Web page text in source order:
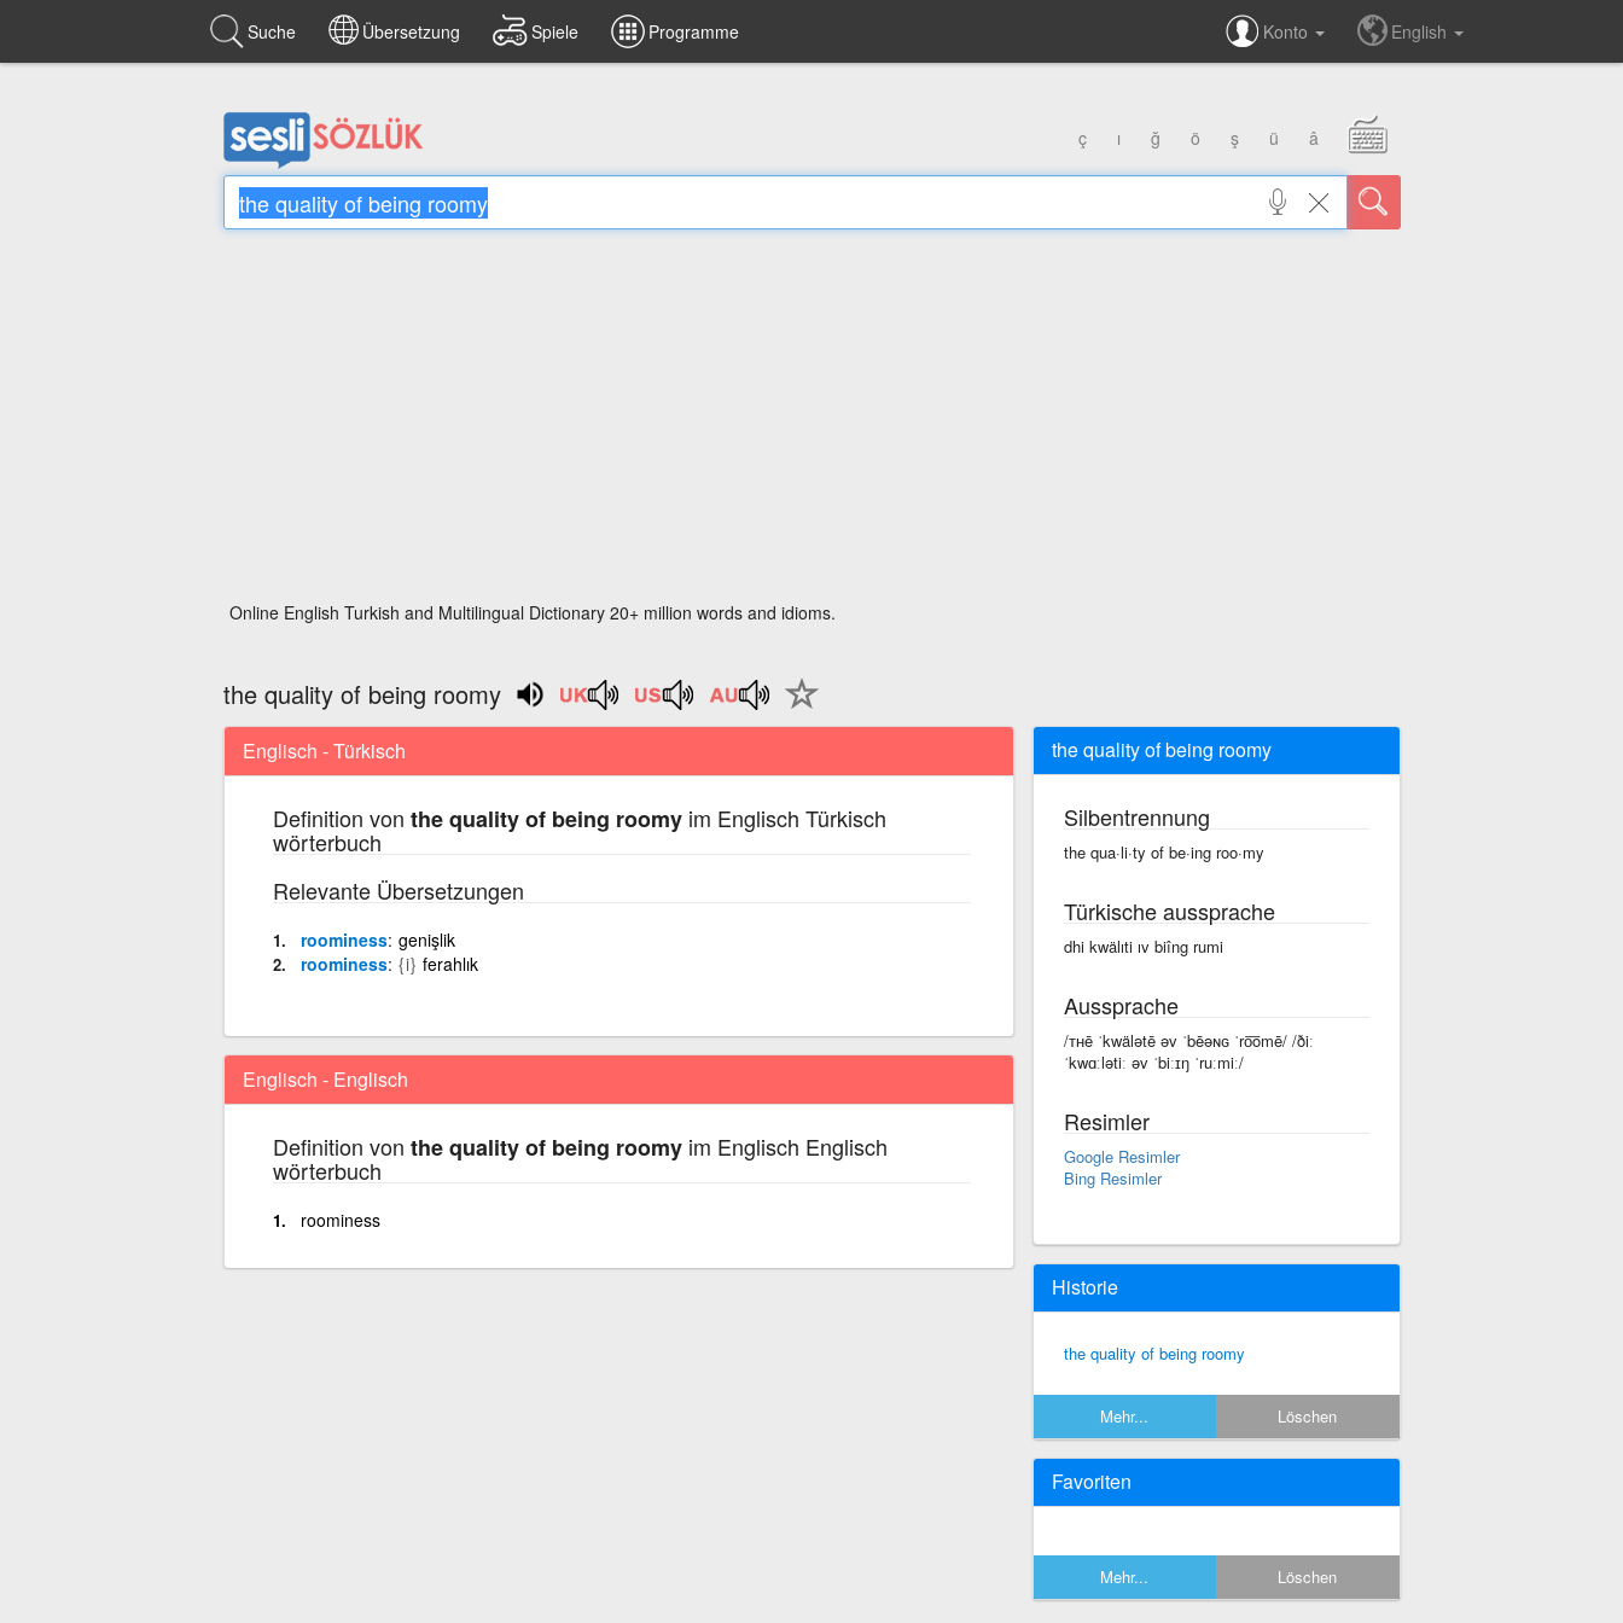
Suche Übersetzung Spiele Programme Konto English
ç ı ğ ö ş ü â
Online English Turkish and Multilingual Dictionary 20+ million words and idioms.
the quality of being roomy
Englisch - Türkisch
Definition von the quality of being roomyim Englisch Türkisch
wörterbuch
Relevante Übersetzungen
roominess genişlik
roominess {i} ferahlık
Englisch - Englisch
Definition von the quality of being roomyim Englisch Englisch
wörterbuch
roominess
the quality of being roomy
Silbentrennung
the qua·li·ty of be·ing roo·my
Türkische aussprache
dhi kwälıti ıv biîng rumi
Aussprache
/ᴛʜē ˈkwälətē əv ˈbēəɴɢ ˈro͞omē/ /ðiː
ˈkwɑːlətiː əv ˈbiːɪŋ ˈruːmiː/
Resimler
Google Resimler
Bing Resimler
Historie
the quality of being roomy
Mehr... Löschen
Favoriten
Mehr... Löschen